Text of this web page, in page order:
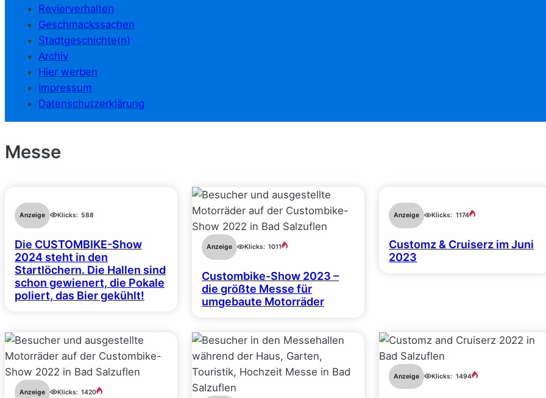
Revierverhalten
Geschmackssachen
Stadtgeschichte(n)
Archiv
Hier werben
Impressum
Datenschutzerklärung
Messe
Anzeige Klicks: 588
Die CUSTOMBIKE-Show
2024 steht in den
Startlöchern. Die Hallen sind
schon gewienert, die Pokale
poliert, das Bier gekühlt!
Anzeige Klicks: 1011
Custombike-Show 2023 –
die größte Messe für
umgebaute Motorräder
Anzeige Klicks: 1174
Customz & Cruiserz im Juni
2023
Anzeige Klicks: 1420
Anzeige Klicks: 1494